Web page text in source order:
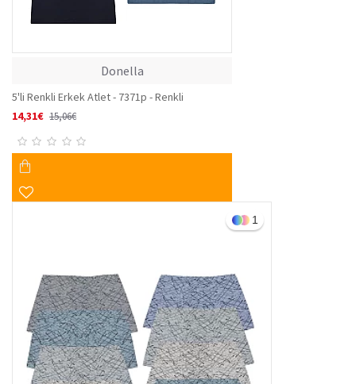
Donella
5'li Renkli Erkek Atlet - 7371p - Renkli
14,31€ 15,06€
1